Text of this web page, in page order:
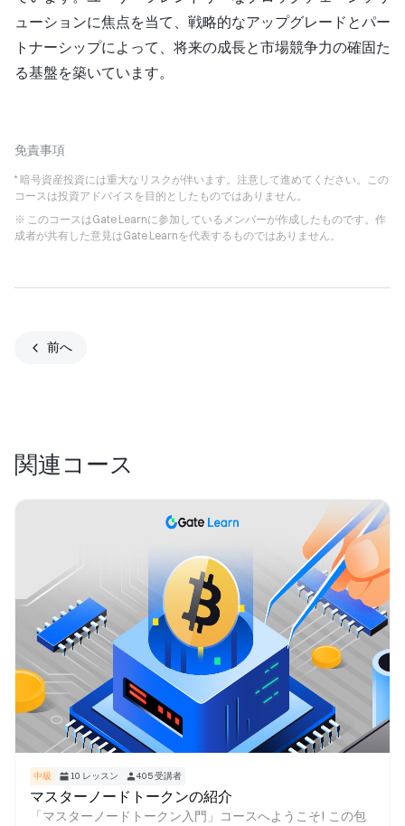
ューションに焦点を当て、戦略的なアップグレードとパー
トナーシップによって、将来の成長と市場競争力の確固た
る基盤を築いています。
免責事項
* 暗号資産投資には重大なリスクが伴います。注意して進めてください。この
コースは投資アドバイスを目的としたものではありません。
※ このコースはGate Learnに参加しているメンバーが作成したものです。作
成者が共有した意見はGate Learnを代表するものではありません。
前へ
関連コース
中級 10 レッスン 405受講者
マスターノードトークンの紹介
「マスターノードトークン入門」コースへようこそ! この包